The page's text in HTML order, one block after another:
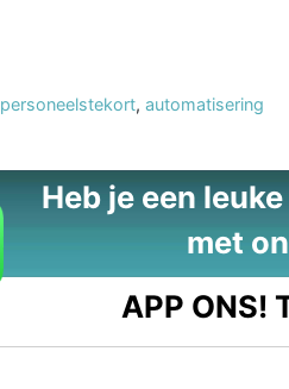
personeelstekort, automatisering
Heb je een
met
APP ONS!